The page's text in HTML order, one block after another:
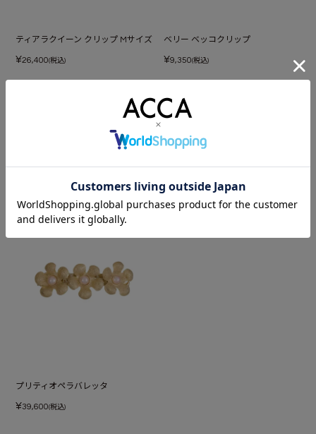
ティアラクイーン クリップ Mサイズ
¥26,400(税込)
ベリー ベッコクリップ
¥9,350(税込)
あなたが最近見たアイテム
プリティオペラバレッタ
¥39,600(税込)